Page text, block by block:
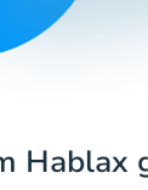
Hablax